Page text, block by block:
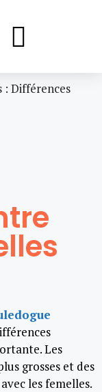
: Différences
Les
grosses et des
les femelles.